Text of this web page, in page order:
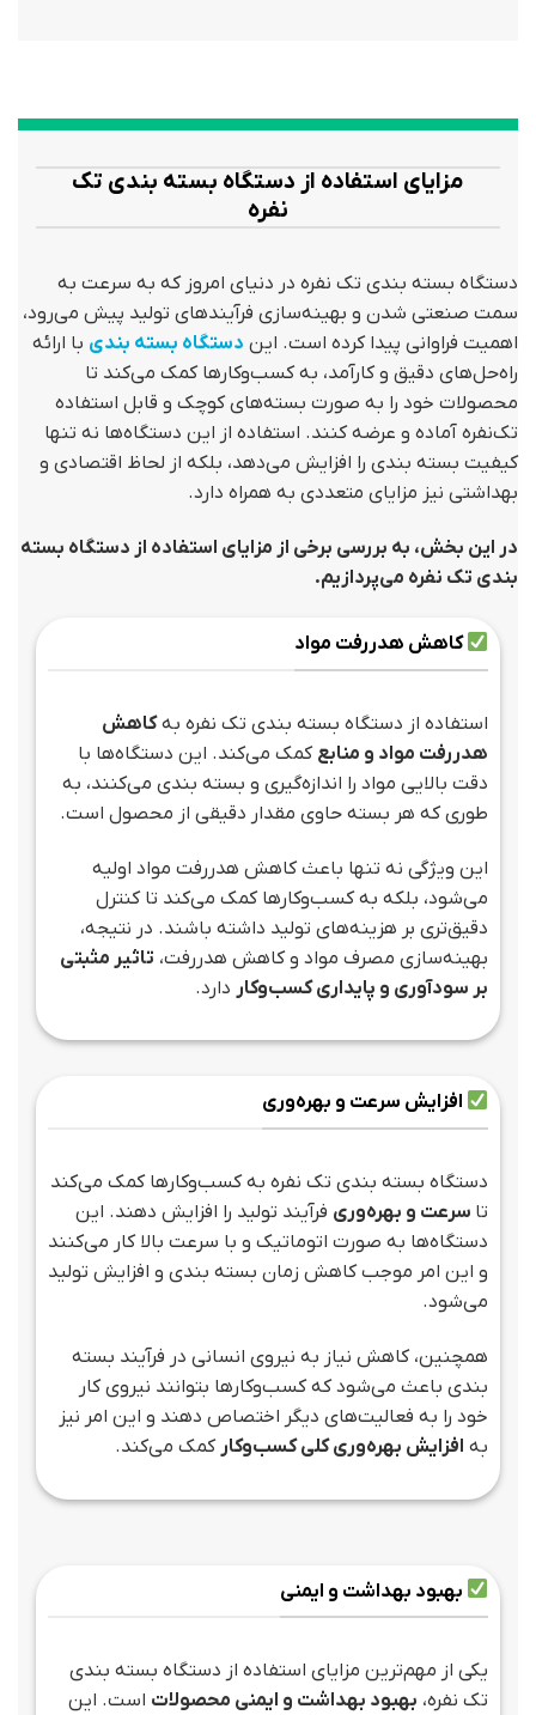
مزایای استفاده از دستگاه بسته بندی تک
نفره
دستگاه بسته بندی تک نفره در دنیای امروز که به سرعت به
سمت صنعتی شدن و بهینه‌سازی فرآیندهای تولید پیش می‌رود،
اهمیت فراوانی پیدا کرده است. این دستگاه بسته بندی با ارائه
راه‌حل‌های دقیق و کارآمد، به کسب‌وکارها کمک می‌کند تا
محصولات خود را به صورت بسته‌های کوچک و قابل استفاده
تک‌نفره آماده و عرضه کنند. استفاده از این دستگاه‌ها نه تنها
کیفیت بسته بندی را افزایش می‌دهد، بلکه از لحاظ اقتصادی و
بهداشتی نیز مزایای متعددی به همراه دارد.
در این بخش، به بررسی برخی از مزایای استفاده از دستگاه بسته
بندی تک نفره می‌پردازیم.
کاهش هدررفت مواد
استفاده از دستگاه بسته بندی تک نفره بهکاهش
هدررفت مواد و منابع کمک می‌کند. این دستگاه‌ها با
دقت بالایی مواد را اندازه‌گیری و بسته بندی می‌کنند، به
طوری که هر بسته حاوی مقدار دقیقی از محصول است.
این ویژگی نه تنها باعث کاهش هدررفت مواد اولیه
می‌شود، بلکه به کسب‌وکارها کمک می‌کند تا کنترل
دقیق‌تری بر هزینه‌های تولید داشته باشند. در نتیجه،
بهینه‌سازی مصرف مواد و کاهش هدررفت، تاثیر مثبتی
بر سودآوری و پایداری کسب‌وکار دارد.
افزایش سرعت و بهره‌وری
دستگاه بسته بندی تک نفره به کسب‌وکارها کمک می‌کند
تا سرعت و بهره‌وری فرآیند تولید را افزایش دهند. این
دستگاه‌ها به صورت اتوماتیک و با سرعت بالا کار می‌کنند
و این امر موجب کاهش زمان بسته بندی و افزایش تولید
می‌شود.
همچنین، کاهش نیاز به نیروی انسانی در فرآیند بسته
بندی باعث می‌شود که کسب‌وکارها بتوانند نیروی کار
خود را به فعالیت‌های دیگر اختصاص دهند و این امر نیز
به افزایش بهره‌وری کلی کسب‌وکار کمک می‌کند.
بهبود بهداشت و ایمنی
یکی از مهم‌ترین مزایای استفاده از دستگاه بسته بندی
تک نفره، بهبود بهداشت و ایمنی محصولات است. این